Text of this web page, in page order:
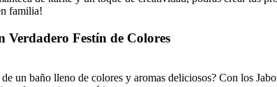
familia!
Festín de Colores
un baño lleno de colores y aromas deliciosos? Con los